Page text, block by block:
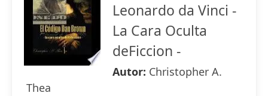
Leonardo da Vinci -
La Cara Oculta
deFiccion -
Autor: Christopher A.
Thea